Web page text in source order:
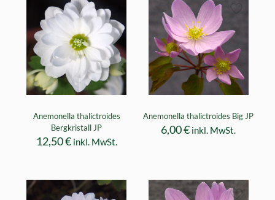
Anemonella thalictroides
Bergkristall JP
12,50€ inkl. MwSt.
Anemonella thalictroides Big JP
6,00€ inkl. MwSt.